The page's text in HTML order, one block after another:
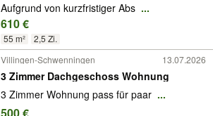
Aufgrund von kurzfristiger Abs ...
610 €
55 m² 2,5 Zi.
Villingen-Schwenningen 13.07.2026
3 Zimmer Dachgeschoss Wohnung
3 Zimmer Wohnung pass für paar ...
500 €